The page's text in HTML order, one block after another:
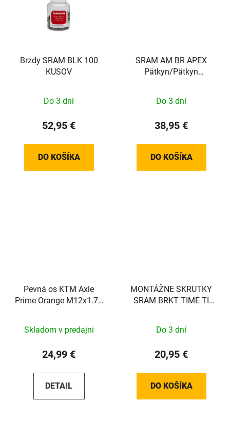
Brzdy SRAM BLK 100
KUSOV
Do 3 dní
52,95 €
DO KOŠÍKA
SRAM AM BR APEX
Pätkyn/Pätkyn
Do 3 dní
38,95 €
DO KOŠÍKA
Pevná os KTM Axle
Prime Orange M12x1.75
Skladom v predajni
24,99 €
DETAIL
MONTÁŽNE SKRUTKY
SRAM BRKT TIME TI
Do 3 dní
20,95 €
DO KOŠÍKA